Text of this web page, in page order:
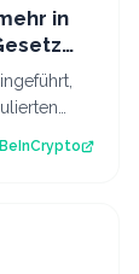
in
BeInCrypto